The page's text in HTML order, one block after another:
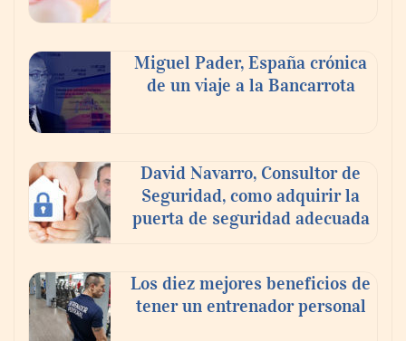
mejoran su motivación, fluidez y logro de
objetivos, según un estudio
COSITAL valora positivamente el nuevo
modelo de colaboración para reforzar la
capacidad técnica de los ayuntamientos
Miguel Pader, España crónica
de un viaje a la Bancarrota
David Navarro, Consultor de
Seguridad, como adquirir la
puerta de seguridad adecuada
Los diez mejores beneficios de
tener un entrenador personal